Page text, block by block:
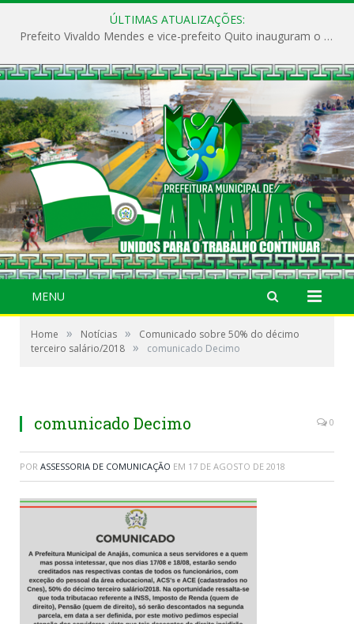
ÚLTIMAS ATUALIZAÇÕES:
Prefeito Vivaldo Mendes e vice-prefeito Quito inauguram o CAPS e fortalecem a saúde pública em Anajás.
MENU
Home » Notícias »
Comunicado sobre 50% do décimo
terceiro salário/2018 » comunicado Decimo
comunicado Decimo 0
POR ASSESSORIA DE COMUNICAÇÃO EM 17 DE AGOSTO DE 2018